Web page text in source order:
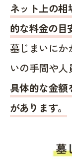
ネット上の相
的な料金の目
墓じまいにか
いの手間や人
具体的な金額
があります。